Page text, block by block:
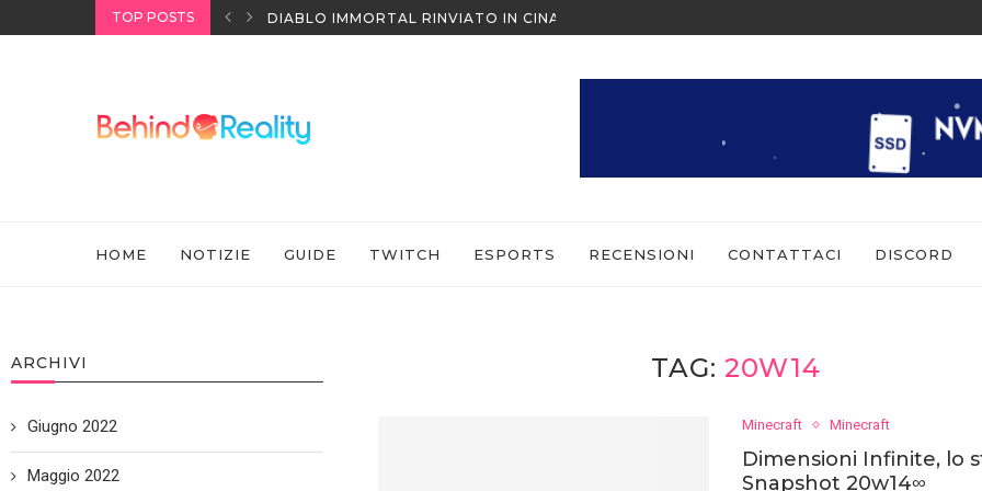
TOP POSTS
SONY DIABLO IMMORTAL RINVIATO IN CINA ALL’ULTIMO MOMENTO
HOME NOTIZIE GUIDE TWITCH ESPORTS RECENSIONI CONTATTACI DISCORD
TAG:20W14
Minecraft Minecraft
Dimensioni Infinite, lo
Snapshot 20w14∞
ARCHIVI
Giugno 2022
Maggio 2022